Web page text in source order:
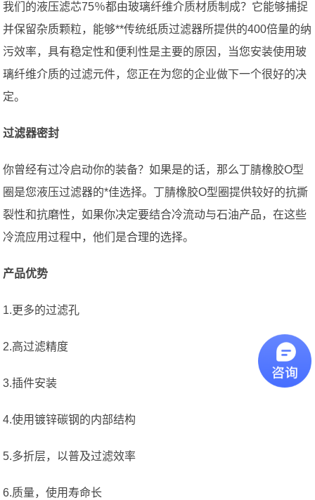
我们的液压滤芯75％都由玻璃纤维介质材质制成？它能够捕捉
并保留杂质颗粒，能够**传统纸质过滤器所提供的400倍量的纳
污效率，具有稳定性和便利性是主要的原因，当您安装使用玻
璃纤维介质的过滤元件，您正在为您的企业做下一个很好的决
定。
过滤器密封
你曾经有过冷启动你的装备？如果是的话，那么丁腈橡胶O型
圈是您液压过滤器的*佳选择。丁腈橡胶O型圈提供较好的抗撕
裂性和抗磨性，如果你决定要结合冷流动与石油产品，在这些
冷流应用过程中，他们是合理的选择。
产品优势
1.更多的过滤孔
2.高过滤精度
3.插件安装
4.使用镀锌碳钢的内部结构
5.多折层，以普及过滤效率
6.质量，使用寿命长